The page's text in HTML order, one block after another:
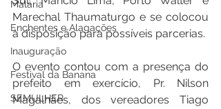
Malária
Enchentes e Alagações
Inauguração
Festival da Banana
SEMULHER
Marechal Thaumaturgo e se colocou
à disposição para possíveis parcerias.
O evento contou com a presença do
prefeito em exercício, Pr. Nilson
Magalhães, dos vereadores Tiago